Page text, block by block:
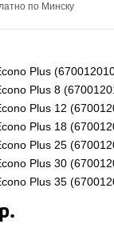
по Минску
Plus
Plus 8
Plus 12
Plus 18
Plus 25
Plus 30
Plus 35